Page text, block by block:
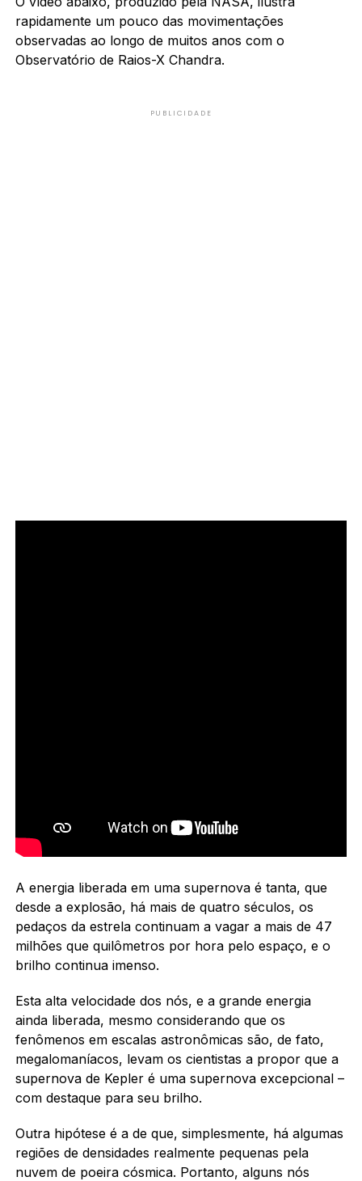
rapidamente um pouco das movimentações
observadas ao longo de muitos anos com o
Observatório de Raios-X Chandra.
PUBLICIDADE
A energia liberada em uma supernova é tanta, que
desde a explosão, há mais de quatro séculos, os
pedaços da estrela continuam a vagar a mais de 47
milhões que quilômetros por hora pelo espaço, e o
brilho continua imenso.
Esta alta velocidade dos nós, e a grande energia
ainda liberada, mesmo considerando que os
fenômenos em escalas astronômicas são, de fato,
megalomaníacos, levam os cientistas a propor que a
supernova de Kepler é uma supernova excepcional –
com destaque para seu brilho.
Outra hipótese é a de que, simplesmente, há algumas
regiões de densidades realmente pequenas pela
nuvem de poeira cósmica. Portanto, alguns nós